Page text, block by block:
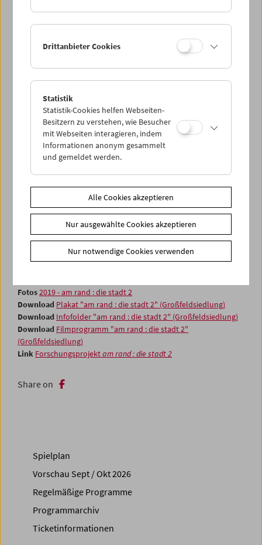
(3) Filmische Feldforschung in der Großfeldsiedlung>>>
Freitag, 15. November 2019, 16 Uhr
(4) Hands-On Workshop
(5) Filmprogramm zum Abschluss>>>
Freitag, 22. November 2019, 18 Uhr
(6) Installation "Der private Film: Bücher, Fotos und
Artefakte">>>
Donnerstag, 14. bis Freitag, 22. November 2019 (während
der Öffnungszeiten)
Ort: Bücherei Großfeldsiedlung – Kürschnergasse 9, 1210
Der Eintritt zu allen Veranstaltungen ist frei
am rand : die stadt 2 wird von der Kulturförderung SHIFT III
der Stadt Wien unterstützt.
Fotos2019 - am rand : die stadt 2
Download Plakat "am rand : die stadt 2" (Großfeldsiedlung)
Download Infofolder "am rand : die stadt 2" (Großfeldsiedlung)
Download Filmprogramm "am rand : die stadt 2"
(Großfeldsiedlung)
Link Forschungsprojektam rand : die stadt 2
Share on
Spielplan
Vorschau Sept / Okt 2026
Regelmäßige Programme
Programmarchiv
Ticketinformationen
Drittanbieter Cookies
Statistik
Statistik-Cookies helfen Webseiten-
Besitzern zu verstehen, wie Besucher
mit Webseiten interagieren, indem
Informationen anonym gesammelt
und gemeldet werden.
Alle Cookies akzeptieren
Nur ausgewählte Cookies akzeptieren
Nur notwendige Cookies verwenden